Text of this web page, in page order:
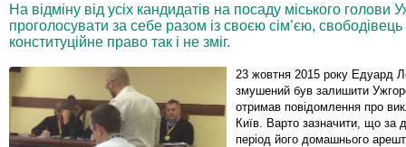
На відміну від усіх кандидатів на посаду міського голови
проголосувати за себе разом із своєю сім’єю,
конституційне право так і не зміг.
23 жовтня 2015 року Едуард
змушений був залишити
отримав повідомлення про
Київ. Варто зазначити, що за
період його домашнього